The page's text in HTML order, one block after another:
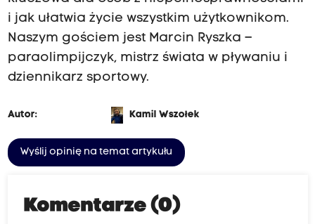
i jak ułatwia życie wszystkim użytkownikom.
Naszym gościem jest Marcin Ryszka –
paraolimpijczyk, mistrz świata w pływaniu i
dziennikarz sportowy.
Autor: Kamil Wszołek
Wyślij opinię na temat artykułu
Komentarze (0)